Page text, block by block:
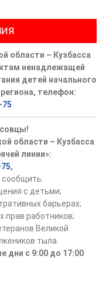
области – Кузбасса
ненадлежащей
детей начального
телефон:
75
области – Кузбасса
линии»:
,
с детьми;
барьерах;
прав работников;
Великой
тыла.
дни с 9:00 до 17:00